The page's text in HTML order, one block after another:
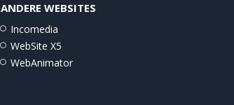
ANDERE WEBSITES
Incomedia
WebSite X5
WebAnimator